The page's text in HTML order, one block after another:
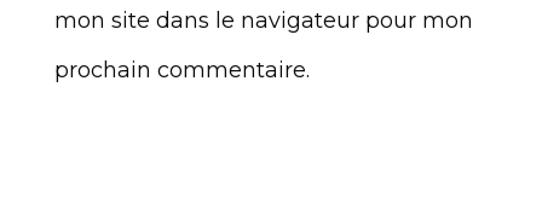
mon site dans le navigateur pour mon
prochain commentaire.